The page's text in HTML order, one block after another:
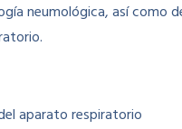
neumológica, así como
aparato respiratorio